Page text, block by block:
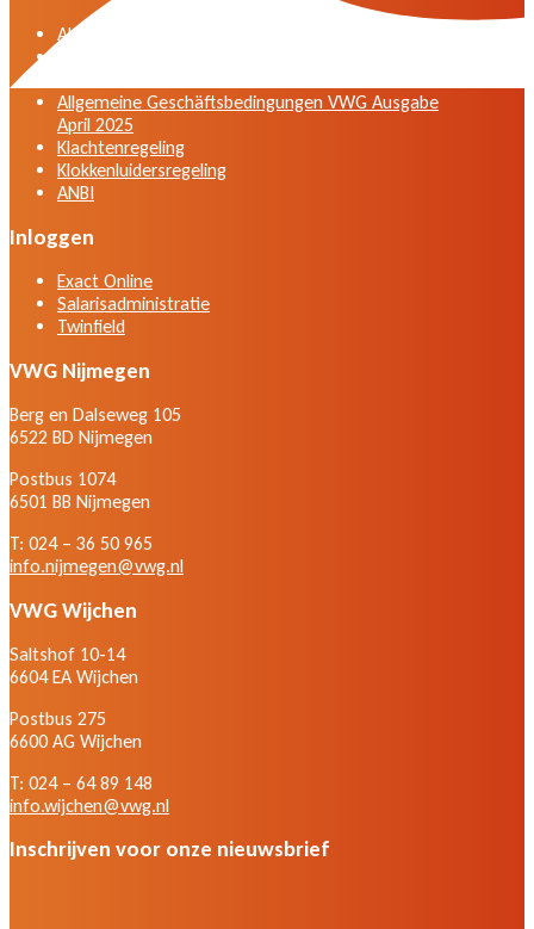
Algemene voorwaarden VWG versie april 2025
Allgemeine Geschäftsbedingungen VWG Ausgabe
April 2025
Klachtenregeling
Klokkenluidersregeling
ANBI
Inloggen
Exact Online
Salarisadministratie
Twinfield
VWG Nijmegen
Berg en Dalseweg 105
6522 BD Nijmegen
Postbus 1074
6501 BB Nijmegen
T: 024 – 36 50 965
info.nijmegen@vwg.nl
VWG Wijchen
Saltshof 10-14
6604 EA Wijchen
Postbus 275
6600 AG Wijchen
T: 024 – 64 89 148
info.wijchen@vwg.nl
Inschrijven voor onze nieuwsbrief